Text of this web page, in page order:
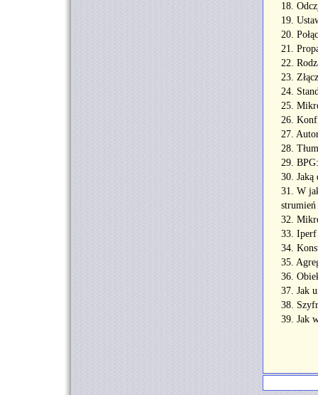
18.
19.
20.
21.
22.
23.
24.
25.
26.
27.
28.
29.
30. Jaką
31. W
32.
33. Iperf
34.
35.
36.
37. Jak
38.
39. Jak